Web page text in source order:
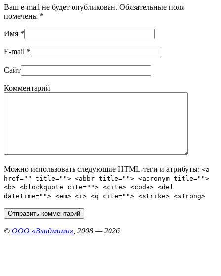
Ваш e-mail не будет опубликован. Обязательные поля
помечены *
Имя *
E-mail *
Сайт
Комментарий
Можно использовать следующие HTML-теги и атрибуты: <a
href="" title=""> <abbr title=""> <acronym title="">
<b> <blockquote cite=""> <cite> <code> <del
datetime=""> <em> <i> <q cite=""> <strike> <strong>
© ООО «Владмама» , 2008 — 2026